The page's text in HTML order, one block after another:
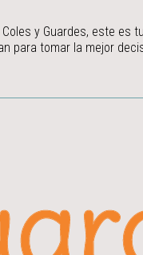
y Guardes, este es
para tomar la mejor